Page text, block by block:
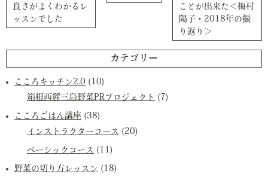
良さがよくわかるレ
ッスンでした
ことが出来た＜梅村
陽子・2018年の振
り返り＞
カテゴリー
こころキッチン2.0 (10)
箱根西麓三島野菜PRプロジェクト (7)
こころごはん講座 (38)
インストラクターコース (20)
ベーシックコース (11)
野菜の切り方レッスン (18)